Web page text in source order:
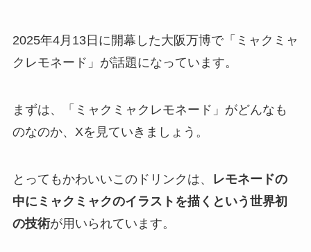
2025年4月13日に開幕した大阪万博で「ミャクミャ
クレモネード」が話題になっています。
まずは、「ミャクミャクレモネード」がどんなも
のなのか、Xを見ていきましょう。
とってもかわいいこのドリンクは、
レモネードの
中にミャクミャクのイラストを描くという世界初
の技術が用いられています。